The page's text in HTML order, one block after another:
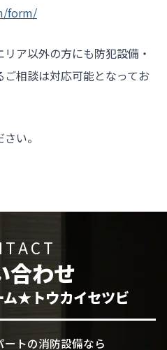
form/
ア以外の方にも防犯設備・
相談は対応可能となってお
い。
合わせ
ム★トウカイセツビ
トの消防設備なら